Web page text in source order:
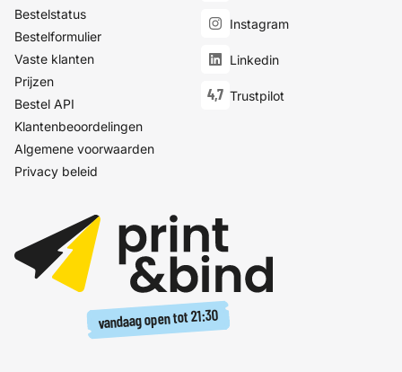
Bestelstatus
Bestelformulier
Vaste klanten
Prijzen
Bestel API
Klantenbeoordelingen
Algemene voorwaarden
Privacy beleid
Instagram
Linkedin
4,7 Trustpilot
vandaag open tot21:30